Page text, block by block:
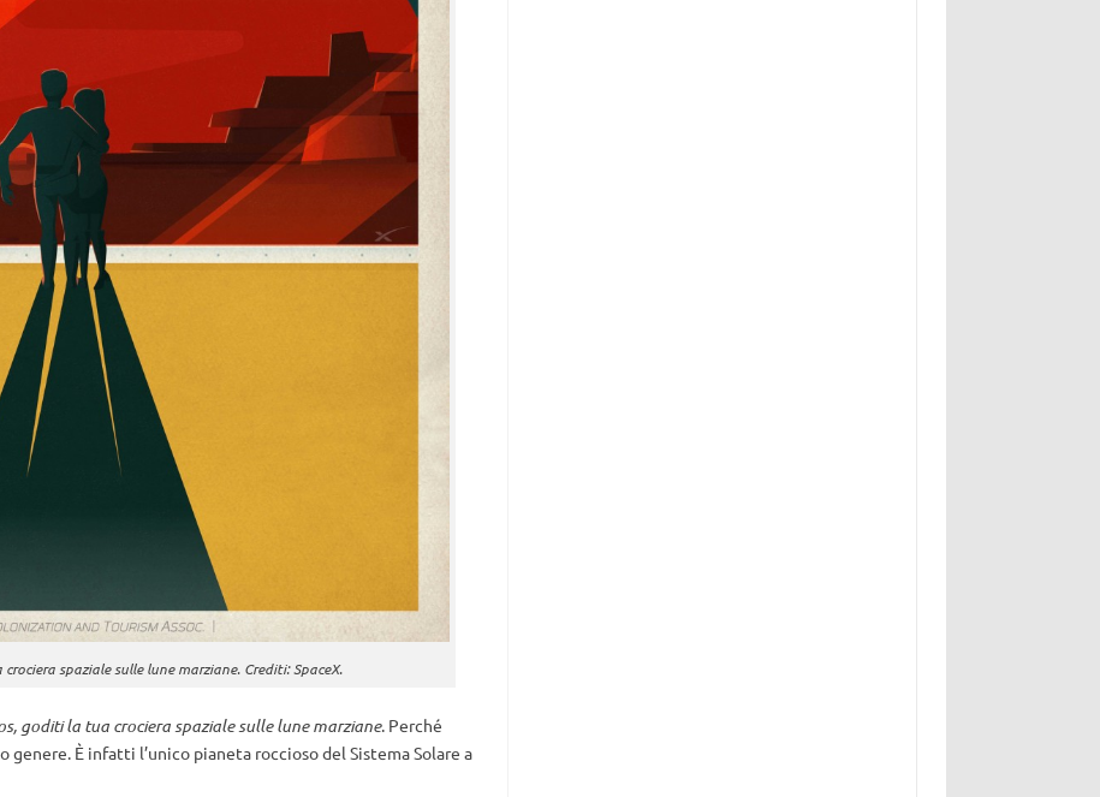
spaziale sulle lune marziane. Crediti: SpaceX.
goditi la tua crociera spaziale sulle lune marziane. Perché
genere. È infatti l’unico pianeta roccioso del Sistema Solare a